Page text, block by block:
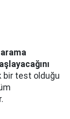
arama
bir test olduğu